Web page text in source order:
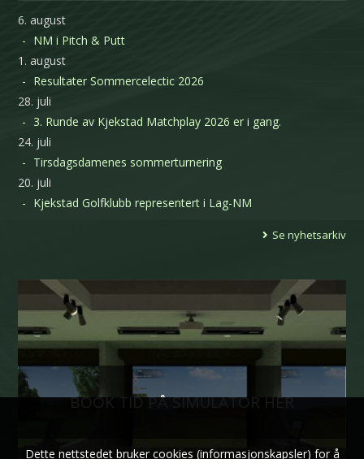
6. august
NM i Pitch & Putt
1. august
Resultater Sommercelectic 2026
28. juli
3. Runde av Kjekstad Matchplay 2026 er i gang.
24. juli
Tirsdagsdamenes sommerturnering
20. juli
Kjekstad Golfklubb representert i Lag-NM
Se nyhetsarkiv
BOOK TID PÅ SIMULATOR HER
Dette nettstedet bruker cookies (informasjonskapsler) for å